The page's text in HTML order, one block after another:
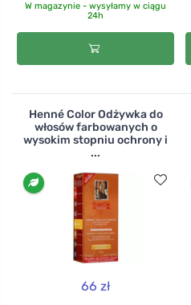
W magazynie - wysyłamy w ciągu
24h
Henné Color Odżywka do
włosów farbowanych o
wysokim stopniu ochrony i
...
66 zł